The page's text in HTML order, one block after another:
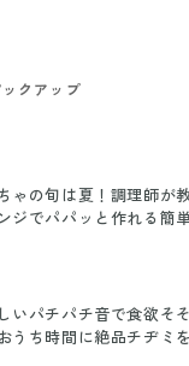
ックアップ
ゃの旬は夏！調理師が
ジでパパッと作れる簡
いパチパチ音で食欲そ
うち時間に絶品チヂミを